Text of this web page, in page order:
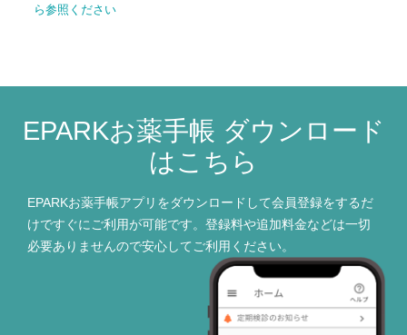
ら参照ください
EPARKお薬手帳 ダウンロード
はこちら
EPARKお薬手帳アプリをダウンロードして会員登録をするだ
けですぐにご利用が可能です。登録料や追加料金などは一切
必要ありませんので安心してご利用ください。